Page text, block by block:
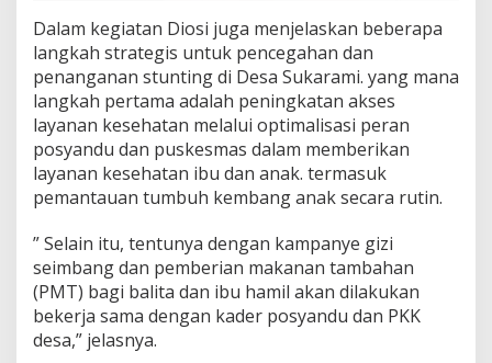
Dalam kegiatan Diosi juga menjelaskan beberapa
langkah strategis untuk pencegahan dan
penanganan stunting di Desa Sukarami. yang mana
langkah pertama adalah peningkatan akses
layanan kesehatan melalui optimalisasi peran
posyandu dan puskesmas dalam memberikan
layanan kesehatan ibu dan anak. termasuk
pemantauan tumbuh kembang anak secara rutin.
” Selain itu, tentunya dengan kampanye gizi
seimbang dan pemberian makanan tambahan
(PMT) bagi balita dan ibu hamil akan dilakukan
bekerja sama dengan kader posyandu dan PKK
desa,” jelasnya.